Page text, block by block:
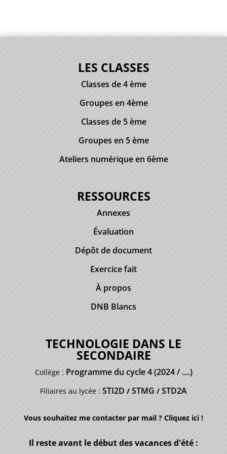
LES CLASSES
Classes de 4 ème
Groupes en 4ème
Classes de 5 ème
Groupes en 5 ème
Ateliers numérique en 6ème
RESSOURCES
Annexes
Évaluation
Dépôt de document
Exercice fait
À propos
DNB Blancs
TECHNOLOGIE DANS LE
SECONDAIRE
Collège : Programme du cycle 4 (2024 / ....)
Filiaires au lycée : STI2D / STMG / STD2A
Vous souhaitez me contacter par mail ? Cliquez ici !
Il reste avant le début des vacances d'été :